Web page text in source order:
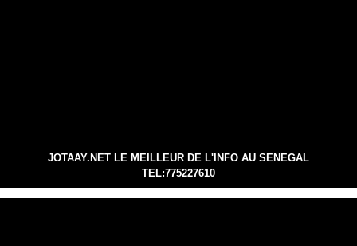
JOTAAY.NET LE MEILLEUR DE L'INFO AU SENEGAL
TEL:775227610